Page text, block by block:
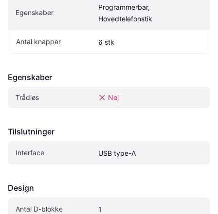
Egenskaber
Programmerbar,
Hovedtelefonstik
Antal knapper 6 stk
Egenskaber
Trådløs Nej
Tilslutninger
Interface USB type-A
Design
Antal D-blokke 1